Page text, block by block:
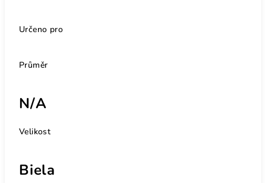
Určeno pro
Průměr
N/A
Velikost
Biela